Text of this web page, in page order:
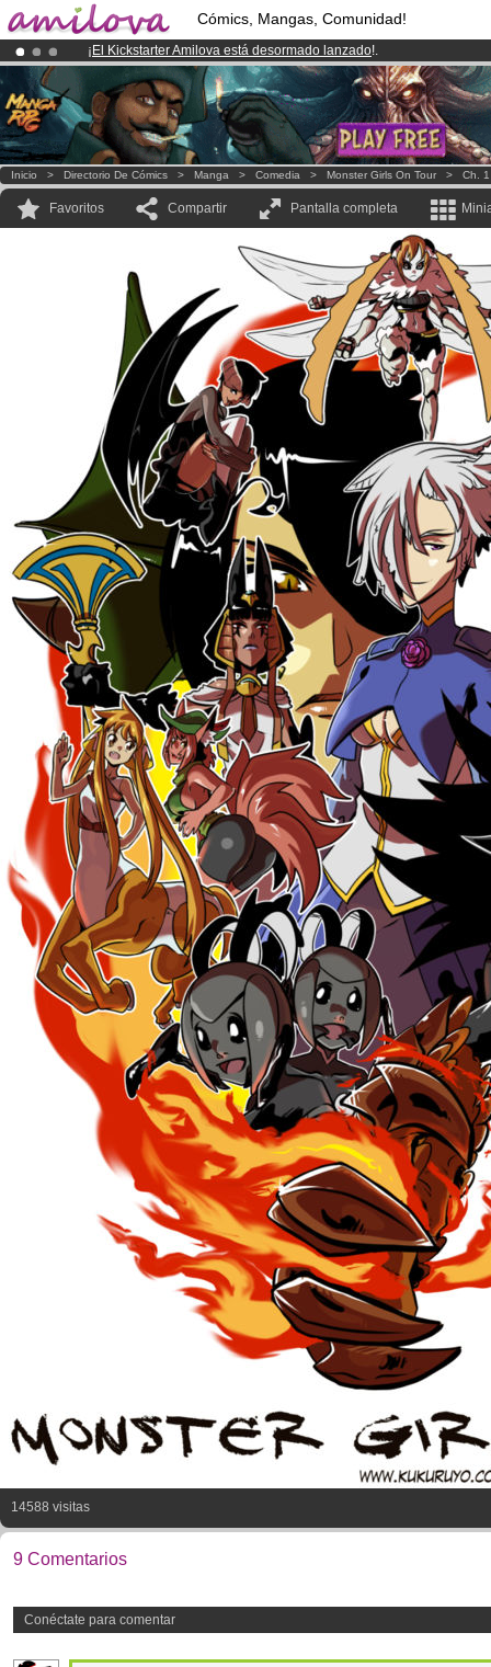
Cómics, Mangas, Comunidad!
¡ El Kickstarter Amilova está desormado lanzado!.
¡Ya tenemos 134393miembrosy 1208Cómics y Mangas!.
¡Conviertete en Premium por3.95 euros al mes!Hazte Premium ya
Inicio > Directorio De Cómics > Manga > Comedia > Monster Girls On Tour > Ch. 1
Favoritos Compartir Pantalla completa
14588 visitas
9 Comentarios
Conéctate para comentar